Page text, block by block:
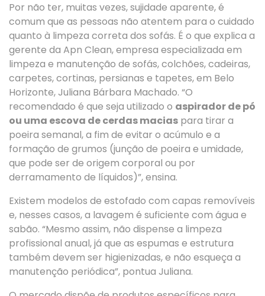
Por não ter, muitas vezes, sujidade aparente, é
comum que as pessoas não atentem para o cuidado
quanto à limpeza correta dos sofás. É o que explica a
gerente da Apn Clean, empresa especializada em
limpeza e manutenção de sofás, colchões, cadeiras,
carpetes, cortinas, persianas e tapetes, em Belo
Horizonte, Juliana Bárbara Machado. “O
recomendado é que seja utilizado o aspirador de pó
ou uma escova de cerdas macias para tirar a
poeira semanal, a fim de evitar o acúmulo e a
formação de grumos (junção de poeira e umidade,
que pode ser de origem corporal ou por
derramamento de líquidos)”, ensina.
Existem modelos de estofado com capas removíveis
e, nesses casos, a lavagem é suficiente com água e
sabão. “Mesmo assim, não dispense a limpeza
profissional anual, já que as espumas e estrutura
também devem ser higienizadas, e não esqueça a
manutenção periódica”, pontua Juliana.